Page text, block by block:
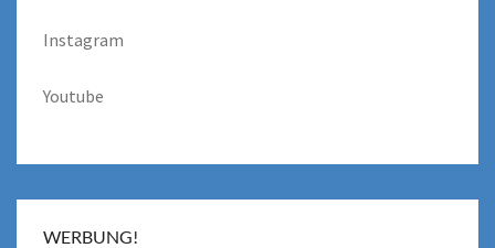
Instagram
Youtube
WERBUNG!